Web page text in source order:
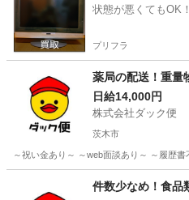
状態が悪くてもOK
プリフラ
薬局の配送！重
日給14,000円
株式会社ダック便
茨木市
～祝い金あり～ ～web面談あり～ ～履歴
配送 業務
件数少なめ！食品